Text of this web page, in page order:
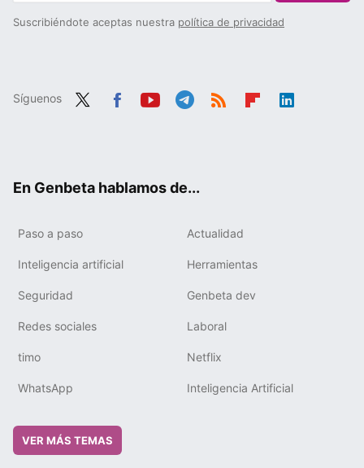
Suscribiéndote aceptas nuestra política de privacidad
Síguenos
En Genbeta hablamos de...
Paso a paso Actualidad
Inteligencia artificial Herramientas
Seguridad Genbeta dev
Redes sociales Laboral
timo Netflix
WhatsApp Inteligencia Artificial
VER MÁS TEMAS